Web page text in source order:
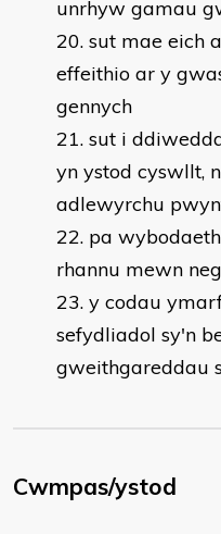
unrhyw gamau
sut mae eich
effeithio ar y
gennych
sut i
yn ystod cyswllt,
adlewyrchu
pa
rhannu mewn
y codau
sefydliadol sy'n
gweithgareddau
Cwmpas/ystod